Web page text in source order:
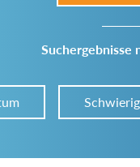
Suchergebnisse